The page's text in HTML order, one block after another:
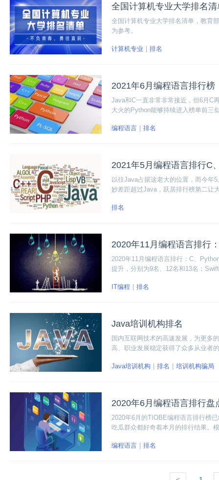
全国计算机专业大学排名清
全国计算机专业大学排名清单，教育
为参考。
计算机专业 排名
2021年6月编程语言排行榜
Java和C一直非常非常接近，但6月C
大火的Python能够持续进入榜单前三
编程语言 排名
2021年5月编程语言排行C
以往Java占据这老大的位置，而今年
妙差距超过Java，跃居排行榜第二让
排名
2020年11月编程语言排行
2020年11月编程语言排行：C、
提升，分别为9名、12名和13名；
IT编程
排名
Java培训机构排名
国内互联网技术的高速发展，为更多
高、职业发展稳定获得了众多从业者
Java培训机构
排名 培训机构骗局
2020年6月编程语言排行盘
2020年6月的TIOBE编程语言排行榜
吃瓜群众都好奇着本月的排行结果。
编程语言
排名